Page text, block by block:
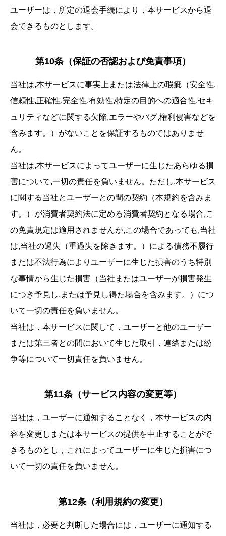
ユーザーは，所定の退会手続により，本サービスから退
会できるものとします。
第10条（保証の否認および免責事項）
当社は,本サービスに事実上または法律上の瑕疵（安全性,
信頼性,正確性,完全性,有効性,特定の目的への適合性,セキ
ュリティなどに関する欠陥,エラーやバグ,権利侵害などを
含みます。）がないことを保証するものではありませ
ん。
当社は,本サービスによってユーザーに生じたあらゆる損
害について,一切の責任を負いません。ただし,本サービス
に関する当社とユーザーとの間の契約（本規約を含みま
す。）が消費者契約法に定める消費者契約となる場合,こ
の免責規定は適用されませんが,この場合であっても,当社
は,当社の過失（重過失を除きます。）による債務不履行
または不法行為によりユーザーに生じた損害のうち特別
な事情から生じた損害（当社またはユーザーが損害発生
につき予見し,または予見し得た場合を含みます。）につ
いて一切の責任を負いません。
当社は，本サービスに関して，ユーザーと他のユーザー
または第三者との間において生じた取引，連絡または紛
争等について一切責任を負いません。
第11条（サービス内容の変更等）
当社は，ユーザーに通知することなく，本サービスの内
容を変更しまたは本サービスの提供を中止することがで
きるものとし，これによってユーザーに生じた損害につ
いて一切の責任を負いません。
第12条（利用規約の変更）
当社は，必要と判断した場合には，ユーザーに通知する